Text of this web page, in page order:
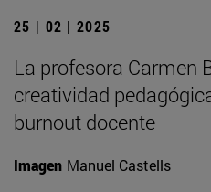
25 | 02 | 2025
La profesora Carmen
creatividad
burnout docente
Imagen Manuel Castells